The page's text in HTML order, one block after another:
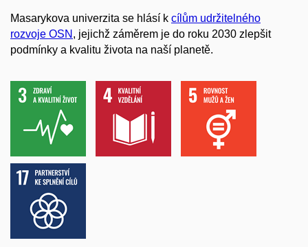
Masarykova univerzita se hlásí k cílům udržitelného
rozvoje OSN , jejichž záměrem je do roku 2030 zlepšit
podmínky a kvalitu života na naší planetě.